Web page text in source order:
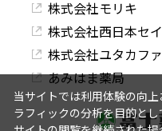
株式会社モリキ
株式会社西日本セ
株式会社ユタカフ
あみはま薬局
当サイトでは利用体験の向
ラフィックの分析を目的と